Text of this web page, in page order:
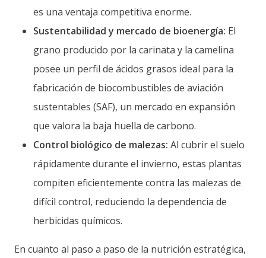
es una ventaja competitiva enorme.
Sustentabilidad y mercado de bioenergía: El
grano producido por la carinata y la camelina
posee un perfil de ácidos grasos ideal para la
fabricación de biocombustibles de aviación
sustentables (SAF), un mercado en expansión
que valora la baja huella de carbono.
Control biológico de malezas: Al cubrir el suelo
rápidamente durante el invierno, estas plantas
compiten eficientemente contra las malezas de
difícil control, reduciendo la dependencia de
herbicidas químicos.
En cuanto al paso a paso de la nutrición estratégica,